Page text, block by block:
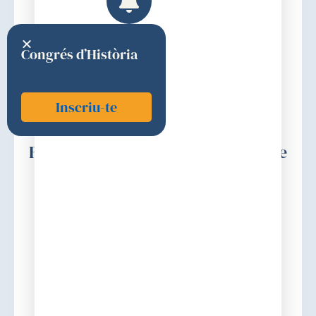
Fàbregues-Boixar i Nebot, Oriol de
Congrés d’Història
Inscriu-te